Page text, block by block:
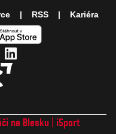
na Blesku
iSport
RSS Kariéra